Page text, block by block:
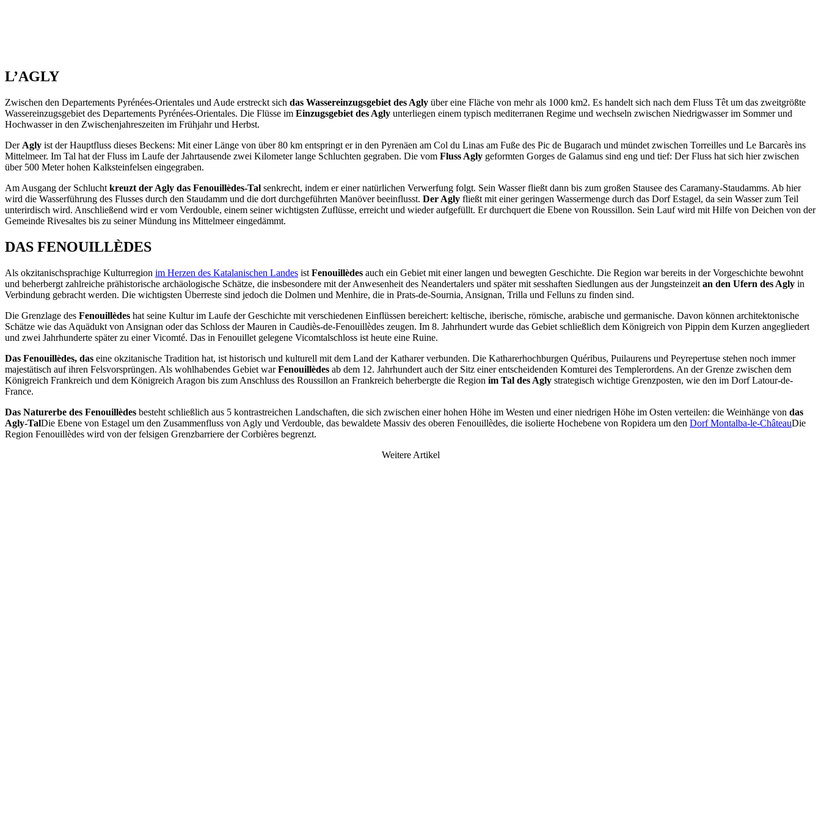
L’AGLY
Zwischen den Departements Pyrénées-Orientales und Aude erstreckt sich das Wassereinzugsgebiet des Agly über eine Fläche von mehr als 1000 km2. Es handelt sich nach dem Fluss Têt um das zweitgrößte
Wassereinzugsgebiet des Departements Pyrénées-Orientales. Die Flüsse im Einzugsgebiet des Agly unterliegen einem typisch mediterranen Regime und wechseln zwischen Niedrigwasser im Sommer und
Hochwasser in den Zwischenjahreszeiten im Frühjahr und Herbst.
Der Agly ist der Hauptfluss dieses Beckens: Mit einer Länge von über 80 km entspringt er in den Pyrenäen am Col du Linas am Fuße des Pic de Bugarach und mündet zwischen Torreilles und Le Barcarès ins
Mittelmeer. Im Tal hat der Fluss im Laufe der Jahrtausende zwei Kilometer lange Schluchten gegraben. Die vom Fluss Agly geformten Gorges de Galamus sind eng und tief: Der Fluss hat sich hier zwischen
über 500 Meter hohen Kalksteinfelsen eingegraben.
Am Ausgang der Schlucht kreuzt der Agly das Fenouillèdes-Tal senkrecht, indem er einer natürlichen Verwerfung folgt. Sein Wasser fließt dann bis zum großen Stausee des Caramany-Staudamms. Ab hier
wird die Wasserführung des Flusses durch den Staudamm und die dort durchgeführten Manöver beeinflusst. Der Agly fließt mit einer geringen Wassermenge durch das Dorf Estagel, da sein Wasser zum Teil
unterirdisch wird. Anschließend wird er vom Verdouble, einem seiner wichtigsten Zuflüsse, erreicht und wieder aufgefüllt. Er durchquert die Ebene von Roussillon. Sein Lauf wird mit Hilfe von Deichen von der
Gemeinde Rivesaltes bis zu seiner Mündung ins Mittelmeer eingedämmt.
DAS FENOUILLÈDES
Als okzitanischsprachige Kulturregion im Herzen des Katalanischen Landes ist Fenouillèdes auch ein Gebiet mit einer langen und bewegten Geschichte. Die Region war bereits in der Vorgeschichte bewohnt
und beherbergt zahlreiche prähistorische archäologische Schätze, die insbesondere mit der Anwesenheit des Neandertalers und später mit sesshaften Siedlungen aus der Jungsteinzeit an den Ufern des Agly in
Verbindung gebracht werden. Die wichtigsten Überreste sind jedoch die Dolmen und Menhire, die in Prats-de-Sournia, Ansignan, Trilla und Felluns zu finden sind.
Die Grenzlage des Fenouillèdes hat seine Kultur im Laufe der Geschichte mit verschiedenen Einflüssen bereichert: keltische, iberische, römische, arabische und germanische. Davon können architektonische
Schätze wie das Aquädukt von Ansignan oder das Schloss der Mauren in Caudiès-de-Fenouillèdes zeugen. Im 8. Jahrhundert wurde das Gebiet schließlich dem Königreich von Pippin dem Kurzen angegliedert
und zwei Jahrhunderte später zu einer Vicomté. Das in Fenouillet gelegene Vicomtalschloss ist heute eine Ruine.
Das Fenouillèdes, das eine okzitanische Tradition hat, ist historisch und kulturell mit dem Land der Katharer verbunden. Die Katharerhochburgen Quéribus, Puilaurens und Peyrepertuse stehen noch immer
majestätisch auf ihren Felsvorsprüngen. Als wohlhabendes Gebiet warFenouillèdes ab dem 12. Jahrhundert auch der Sitz einer entscheidenden Komturei des Templerordens. An der Grenze zwischen dem
Königreich Frankreich und dem Königreich Aragon bis zum Anschluss des Roussillon an Frankreich beherbergte die Region im Tal des Agly strategisch wichtige Grenzposten, wie den im Dorf Latour-de-
France.
Das Naturerbe des Fenouillèdes besteht schließlich aus 5 kontrastreichen Landschaften, die sich zwischen einer hohen Höhe im Westen und einer niedrigen Höhe im Osten verteilen: die Weinhänge von das
Agly-TalDie Ebene von Estagel um den Zusammenfluss von Agly und Verdouble, das bewaldete Massiv des oberen Fenouillèdes, die isolierte Hochebene von Ropidera um den Dorf Montalba-le-ChâteauDie
Region Fenouillèdes wird von der felsigen Grenzbarriere der Corbières begrenzt.
Weitere Artikel